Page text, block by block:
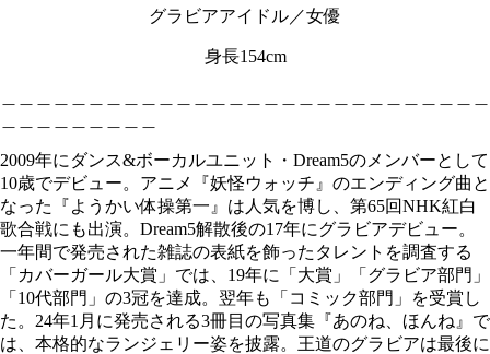
グラビアアイドル／女優
身長154cm
2009年にダンス&ボーカルユニット・Dream5のメンバーとして
10歳でデビュー。アニメ『妖怪ウォッチ』のエンディング曲と
なった『ようかい体操第一』は人気を博し、第65回NHK紅白
歌合戦にも出演。Dream5解散後の17年にグラビアデビュー。
一年間で発売された雑誌の表紙を飾ったタレントを調査する
「カバーガール大賞」では、19年に「大賞」「グラビア部門」
「10代部門」の3冠を達成。翌年も「コミック部門」を受賞し
た。24年1月に発売される3冊目の写真集『あのね、ほんね』で
は、本格的なランジェリー姿を披露。王道のグラビアは最後に